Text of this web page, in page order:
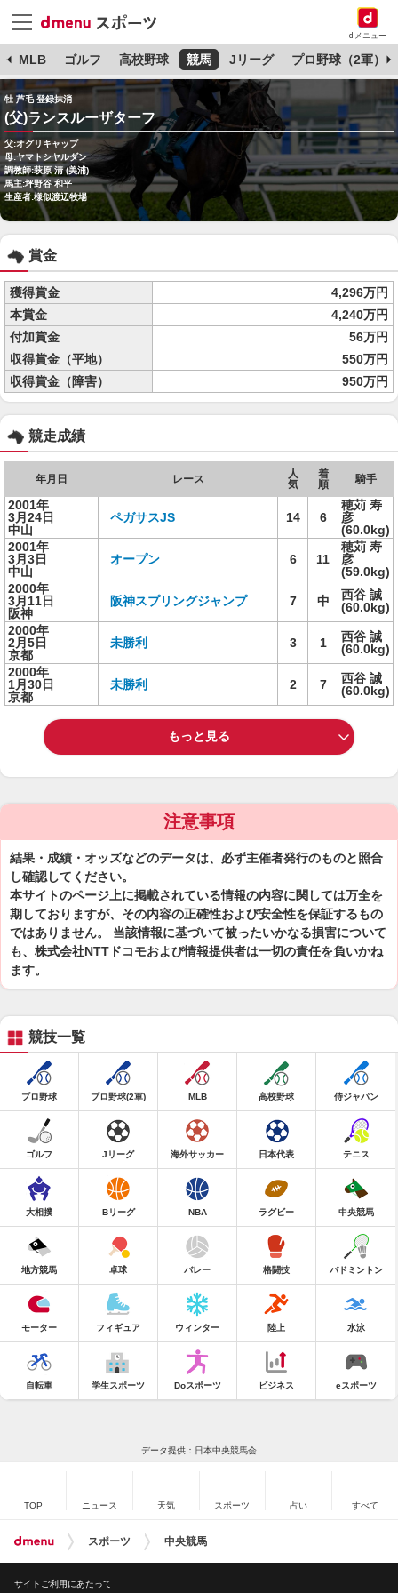
dメニュー
MLB ゴルフ 高校野球 競馬 Jリーグ プロ野球（2軍）
牡 芦毛 登録抹消
(父)ランスルーザターフ
父:オグリキャップ
母:ヤマトシヤルダン
調教師:萩原 清 (美浦)
馬主:坪野谷 和平
生産者:様似渡辺牧場
賞金
獲得賞金
4,296万円
本賞金
4,240万円
付加賞金
56万円
収得賞金（平地）
550万円
収得賞金（障害）
950万円
競走成績
年月日 レース
人
気
着
順
騎手
2001年
3月24日
中山
ペガサスJS 14 6
穂苅 寿
彦
(60.0kg)
2001年
3月3日
中山
オープン 6 11
穂苅 寿
彦
(59.0kg)
2000年
3月11日
阪神
阪神スプリングジャンプ 7 中
西谷 誠
(60.0kg)
2000年
2月5日
京都
未勝利 3 1
西谷 誠
(60.0kg)
2000年
1月30日
京都
未勝利 2 7
西谷 誠
(60.0kg)
もっと見る
注意事項
結果・成績・オッズなどのデータは、必ず主催者発行のものと照合
し確認してください。
本サイトのページ上に掲載されている情報の内容に関しては万全を
期しておりますが、その内容の正確性および安全性を保証するもの
ではありません。 当該情報に基づいて被ったいかなる損害について
も、株式会社NTTドコモおよび情報提供者は一切の責任を負いかね
ます。
競技一覧
プロ野球 プロ野球(2軍) MLB 高校野球 侍ジャパン
ゴルフ Jリーグ 海外サッカー 日本代表 テニス
大相撲 Bリーグ NBA ラグビー 中央競馬
地方競馬 卓球 バレー 格闘技 バドミントン
モーター フィギュア ウィンター 陸上 水泳
自転車 学生スポーツ Doスポーツ ビジネス eスポーツ
データ提供：日本中央競馬会
TOP ニュース 天気 スポーツ 占い すべて
スポーツ 中央競馬
サイトご利用にあたって